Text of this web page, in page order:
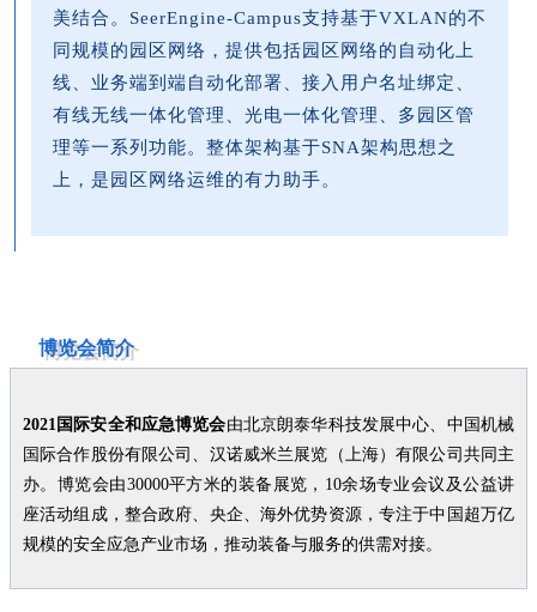
美结合。SeerEngine-Campus支持基于VXLAN的不
同规模的园区网络，提供包括园区网络的自动化上
线、业务端到端自动化部署、接入用户名址绑定、
有线无线一体化管理、光电一体化管理、多园区管
理等一系列功能。整体架构基于SNA架构思想之
上，是园区网络运维的有力助手。
博览会简介
2021国际安全和应急博览会由北京朗泰华科技发展中心、中国机械
国际合作股份有限公司、汉诺威米兰展览（上海）有限公司共同主
办。博览会由30000平方米的装备展览，10余场专业会议及公益讲
座活动组成，整合政府、央企、海外优势资源，专注于中国超万亿
规模的安全应急产业市场，推动装备与服务的供需对接。